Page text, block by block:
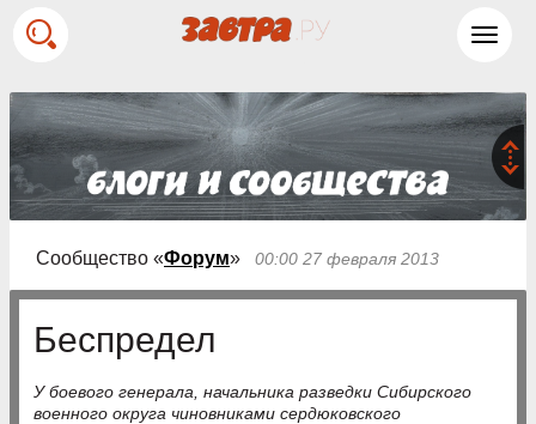
Сообщество «Форум» 00:00 27 февраля 2013
Беспредел
У боевого генерала, начальника разведки Сибирского
военного округа чиновниками сердюковского